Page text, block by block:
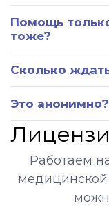
Помощь
тоже?
Сколько
Это анонимно?
Работаем